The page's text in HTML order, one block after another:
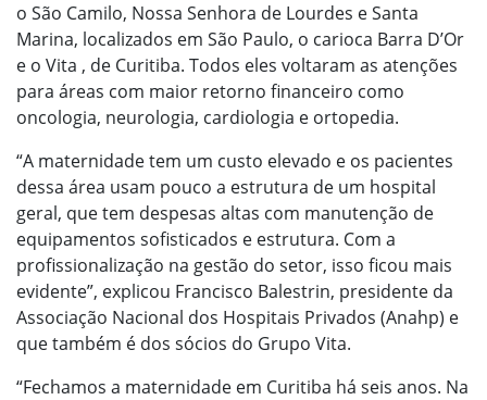
o São Camilo, Nossa Senhora de Lourdes e Santa
Marina, localizados em São Paulo, o carioca Barra D’Or
e o Vita , de Curitiba. Todos eles voltaram as atenções
para áreas com maior retorno financeiro como
oncologia, neurologia, cardiologia e ortopedia.
“A maternidade tem um custo elevado e os pacientes
dessa área usam pouco a estrutura de um hospital
geral, que tem despesas altas com manutenção de
equipamentos sofisticados e estrutura. Com a
profissionalização na gestão do setor, isso ficou mais
evidente”, explicou Francisco Balestrin, presidente da
Associação Nacional dos Hospitais Privados (Anahp) e
que também é dos sócios do Grupo Vita.
“Fechamos a maternidade em Curitiba há seis anos. Na